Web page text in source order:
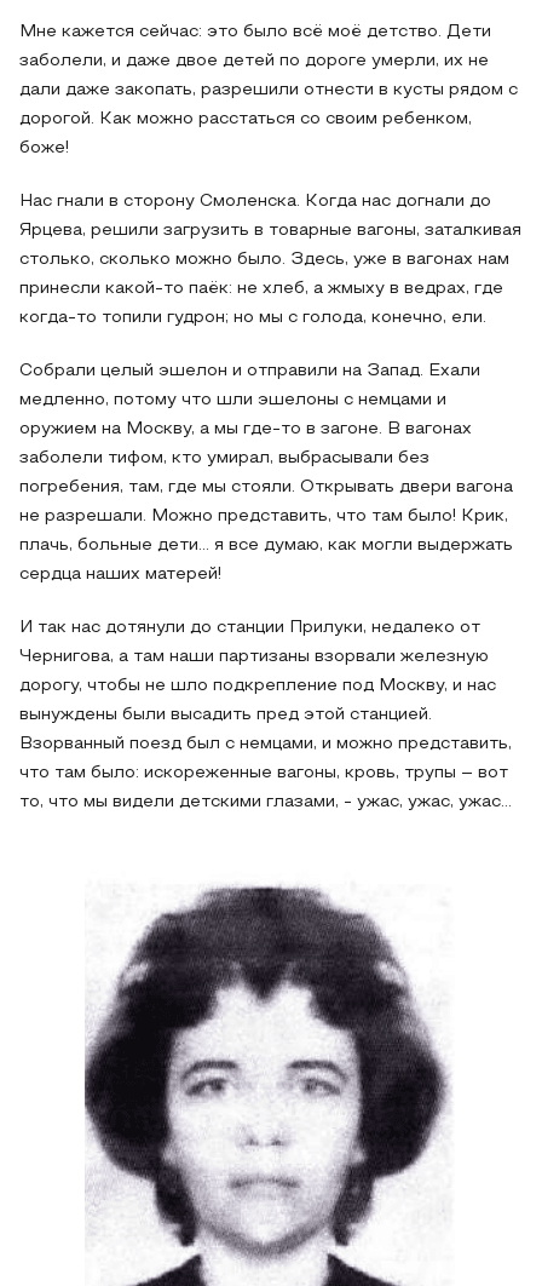
Мне кажется сейчас: это было всё моё детство. Дети
заболели, и даже двое детей по дороге умерли, их не
дали даже закопать, разрешили отнести в кусты рядом с
дорогой. Как можно расстаться со своим ребенком,
боже!
Нас гнали в сторону Смоленска. Когда нас догнали до
Ярцева, решили загрузить в товарные вагоны, заталкивая
столько, сколько можно было. Здесь, уже в вагонах нам
принесли какой-то паёк: не хлеб, а жмыху в ведрах, где
когда-то топили гудрон; но мы с голода, конечно, ели.
Собрали целый эшелон и отправили на Запад. Ехали
медленно, потому что шли эшелоны с немцами и
оружием на Москву, а мы где-то в загоне. В вагонах
заболели тифом, кто умирал, выбрасывали без
погребения, там, где мы стояли. Открывать двери вагона
не разрешали. Можно представить, что там было! Крик,
плачь, больные дети… я все думаю, как могли выдержать
сердца наших матерей!
И так нас дотянули до станции Прилуки, недалеко от
Чернигова, а там наши партизаны взорвали железную
дорогу, чтобы не шло подкрепление под Москву, и нас
вынуждены были высадить пред этой станцией.
Взорванный поезд был с немцами, и можно представить,
что там было: искореженные вагоны, кровь, трупы – вот
то, что мы видели детскими глазами, - ужас, ужас, ужас…